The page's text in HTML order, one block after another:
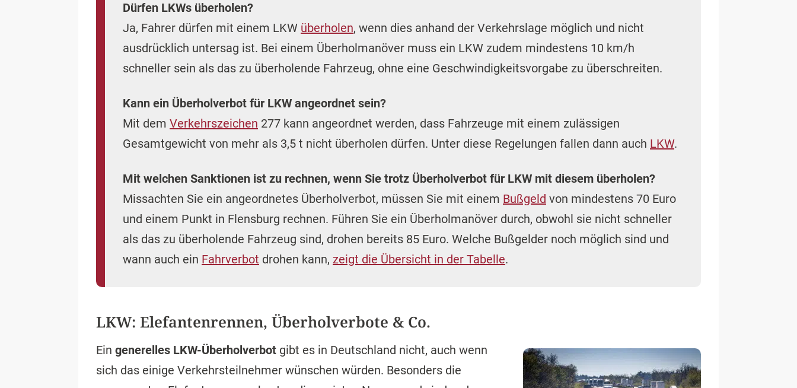
Dürfen LKWs überholen?
Ja, Fahrer dürfen mit einem LKW überholen, wenn dies anhand der Verkehrslage möglich und nicht
ausdrücklich untersag ist. Bei einem Überholmanöver muss ein LKW zudem mindestens 10 km/h
schneller sein als das zu überholende Fahrzeug, ohne eine Geschwindigkeitsvorgabe zu überschreiten.
Kann ein Überholverbot für LKW angeordnet sein?
Mit dem Verkehrszeichen 277 kann angeordnet werden, dass Fahrzeuge mit einem zulässigen
Gesamtgewicht von mehr als 3,5 t nicht überholen dürfen. Unter diese Regelungen fallen dann auch LKW.
Mit welchen Sanktionen ist zu rechnen, wenn Sie trotz Überholverbot für LKW mit diesem überholen?
Missachten Sie ein angeordnetes Überholverbot, müssen Sie mit einem Bußgeld von mindestens 70 Euro
und einem Punkt in Flensburg rechnen. Führen Sie ein Überholmanöver durch, obwohl sie nicht schneller
als das zu überholende Fahrzeug sind, drohen bereits 85 Euro. Welche Bußgelder noch möglich sind und
wann auch ein Fahrverbot drohen kann, zeigt die Übersicht in der Tabelle.
LKW: Elefantenrennen, Überholverbote & Co.
Ein generelles LKW-Überholverbot gibt es in Deutschland nicht, auch wenn
sich das einige Verkehrsteilnehmer wünschen würden. Besonders die